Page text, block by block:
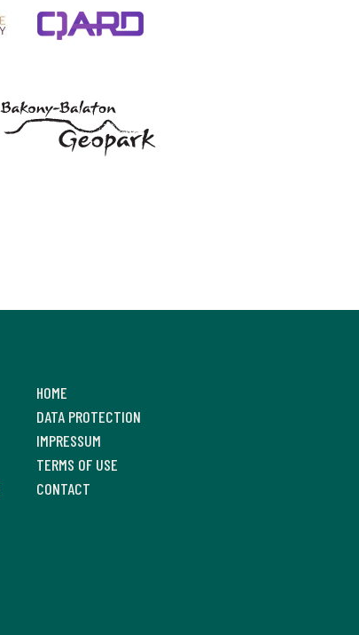
HOME
DATA PROTECTION
IMPRESSUM
TERMS OF USE
CONTACT